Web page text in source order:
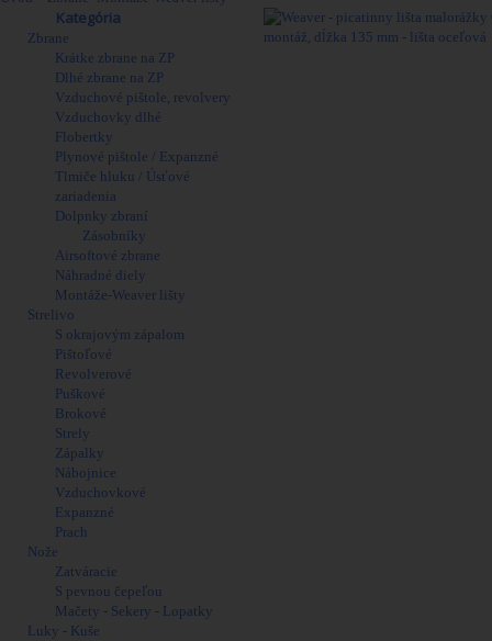
Kategória
Zbrane
Krátke zbrane na ZP
Dlhé zbrane na ZP
Vzduchové pištole, revolvery
Vzduchovky dlhé
Flobertky
Plynové pištole / Expanzné
Tlmiče hluku / Úsťové
zariadenia
Dolpnky zbraní
Zásobníky
Airsoftové zbrane
Náhradné diely
Montáže-Weaver lišty
Strelivo
S okrajovým zápalom
Pištoľové
Revolverové
Puškové
Brokové
Strely
Zápalky
Nábojnice
Vzduchovkové
Expanzné
Prach
Nože
Zatváracie
S pevnou čepeľou
Mačety - Sekery - Lopatky
Luky - Kuše